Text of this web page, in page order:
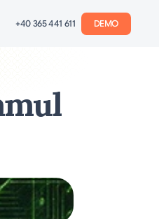
+40 365 441 611 DEMO